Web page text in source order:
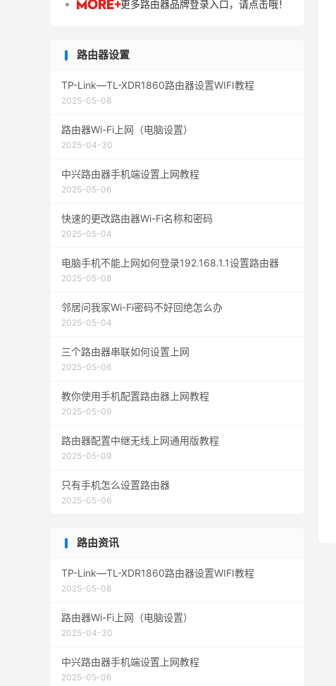
更多路由器品牌登录入口，请点击哦！
路由器设置
TP-Link—TL-XDR1860路由器设置WIFI教程
2025-05-08
路由器Wi-Fi上网（电脑设置）
2025-04-30
中兴路由器手机端设置上网教程
2025-05-06
快速的更改路由器Wi-Fi名称和密码
2025-05-04
电脑手机不能上网如何登录192.168.1.1设置路由器
2025-05-08
邻居问我家Wi-Fi密码不好回绝怎么办
2025-05-04
三个路由器串联如何设置上网
2025-05-06
教你使用手机配置路由器上网教程
2025-05-09
路由器配置中继无线上网通用版教程
2025-05-09
只有手机怎么设置路由器
2025-05-06
路由资讯
TP-Link—TL-XDR1860路由器设置WIFI教程
2025-05-08
路由器Wi-Fi上网（电脑设置）
2025-04-30
中兴路由器手机端设置上网教程
2025-05-06